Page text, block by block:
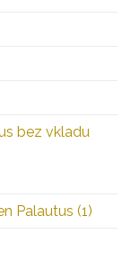
bez vkladu
Palautus (1)